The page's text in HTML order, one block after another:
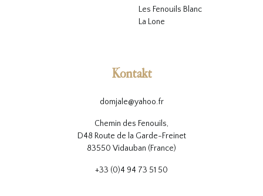
Les Fenouils Blanc
La Lone
Kontakt
domjale@yahoo.fr
Chemin des Fenouils,
D48 Route de la Garde-Freinet
83550 Vidauban (France)
+33 (0)4 94 73 51 50